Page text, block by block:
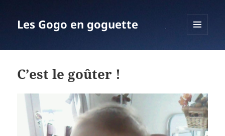
Les Gogo en goguette
C’est le goûter !